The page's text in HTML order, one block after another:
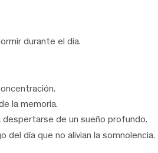
durante el día.
la memoria.
despertarse de un sueño profundo.
del día que no alivian la somnolencia.